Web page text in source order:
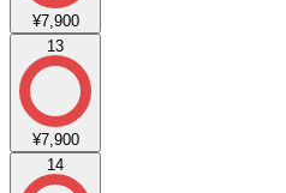
¥7,900
13
¥7,900
14